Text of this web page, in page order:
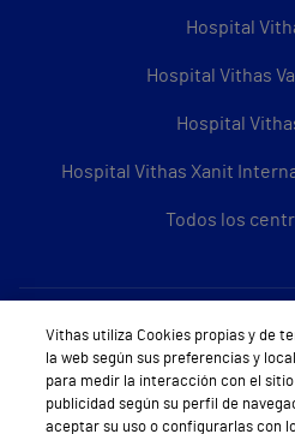
Hospital
Hospital Vithas
Hospital
Hospital Vithas Xanit
Todos los
Sobre
Quiénes
Trabajar en
Vithas utiliza Cookies propias y de
la web según sus preferencias y
para medir la interacción con el
publicidad según su perfil de
aceptar su uso o configurarlas con